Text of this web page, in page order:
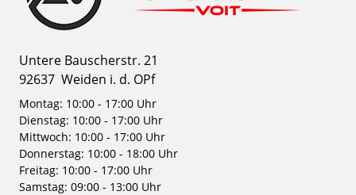
Untere Bauscherstr. 21
92637 Weiden i. d. OPf
Montag: 10:00 - 17:00 Uhr
Dienstag: 10:00 - 17:00 Uhr
Mittwoch: 10:00 - 17:00 Uhr
Donnerstag: 10:00 - 18:00 Uhr
Freitag: 10:00 - 17:00 Uhr
Samstag: 09:00 - 13:00 Uhr